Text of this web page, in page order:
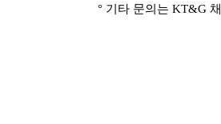
° 기타 문의는 KT&G